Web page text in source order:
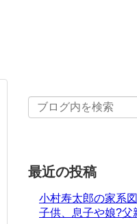
最近の投稿
小村寿太郎の家系
子供、息子や娘?父